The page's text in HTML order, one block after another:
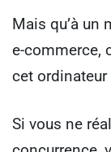
Mais qu’à un
e-commerce,
cet
Si vous ne